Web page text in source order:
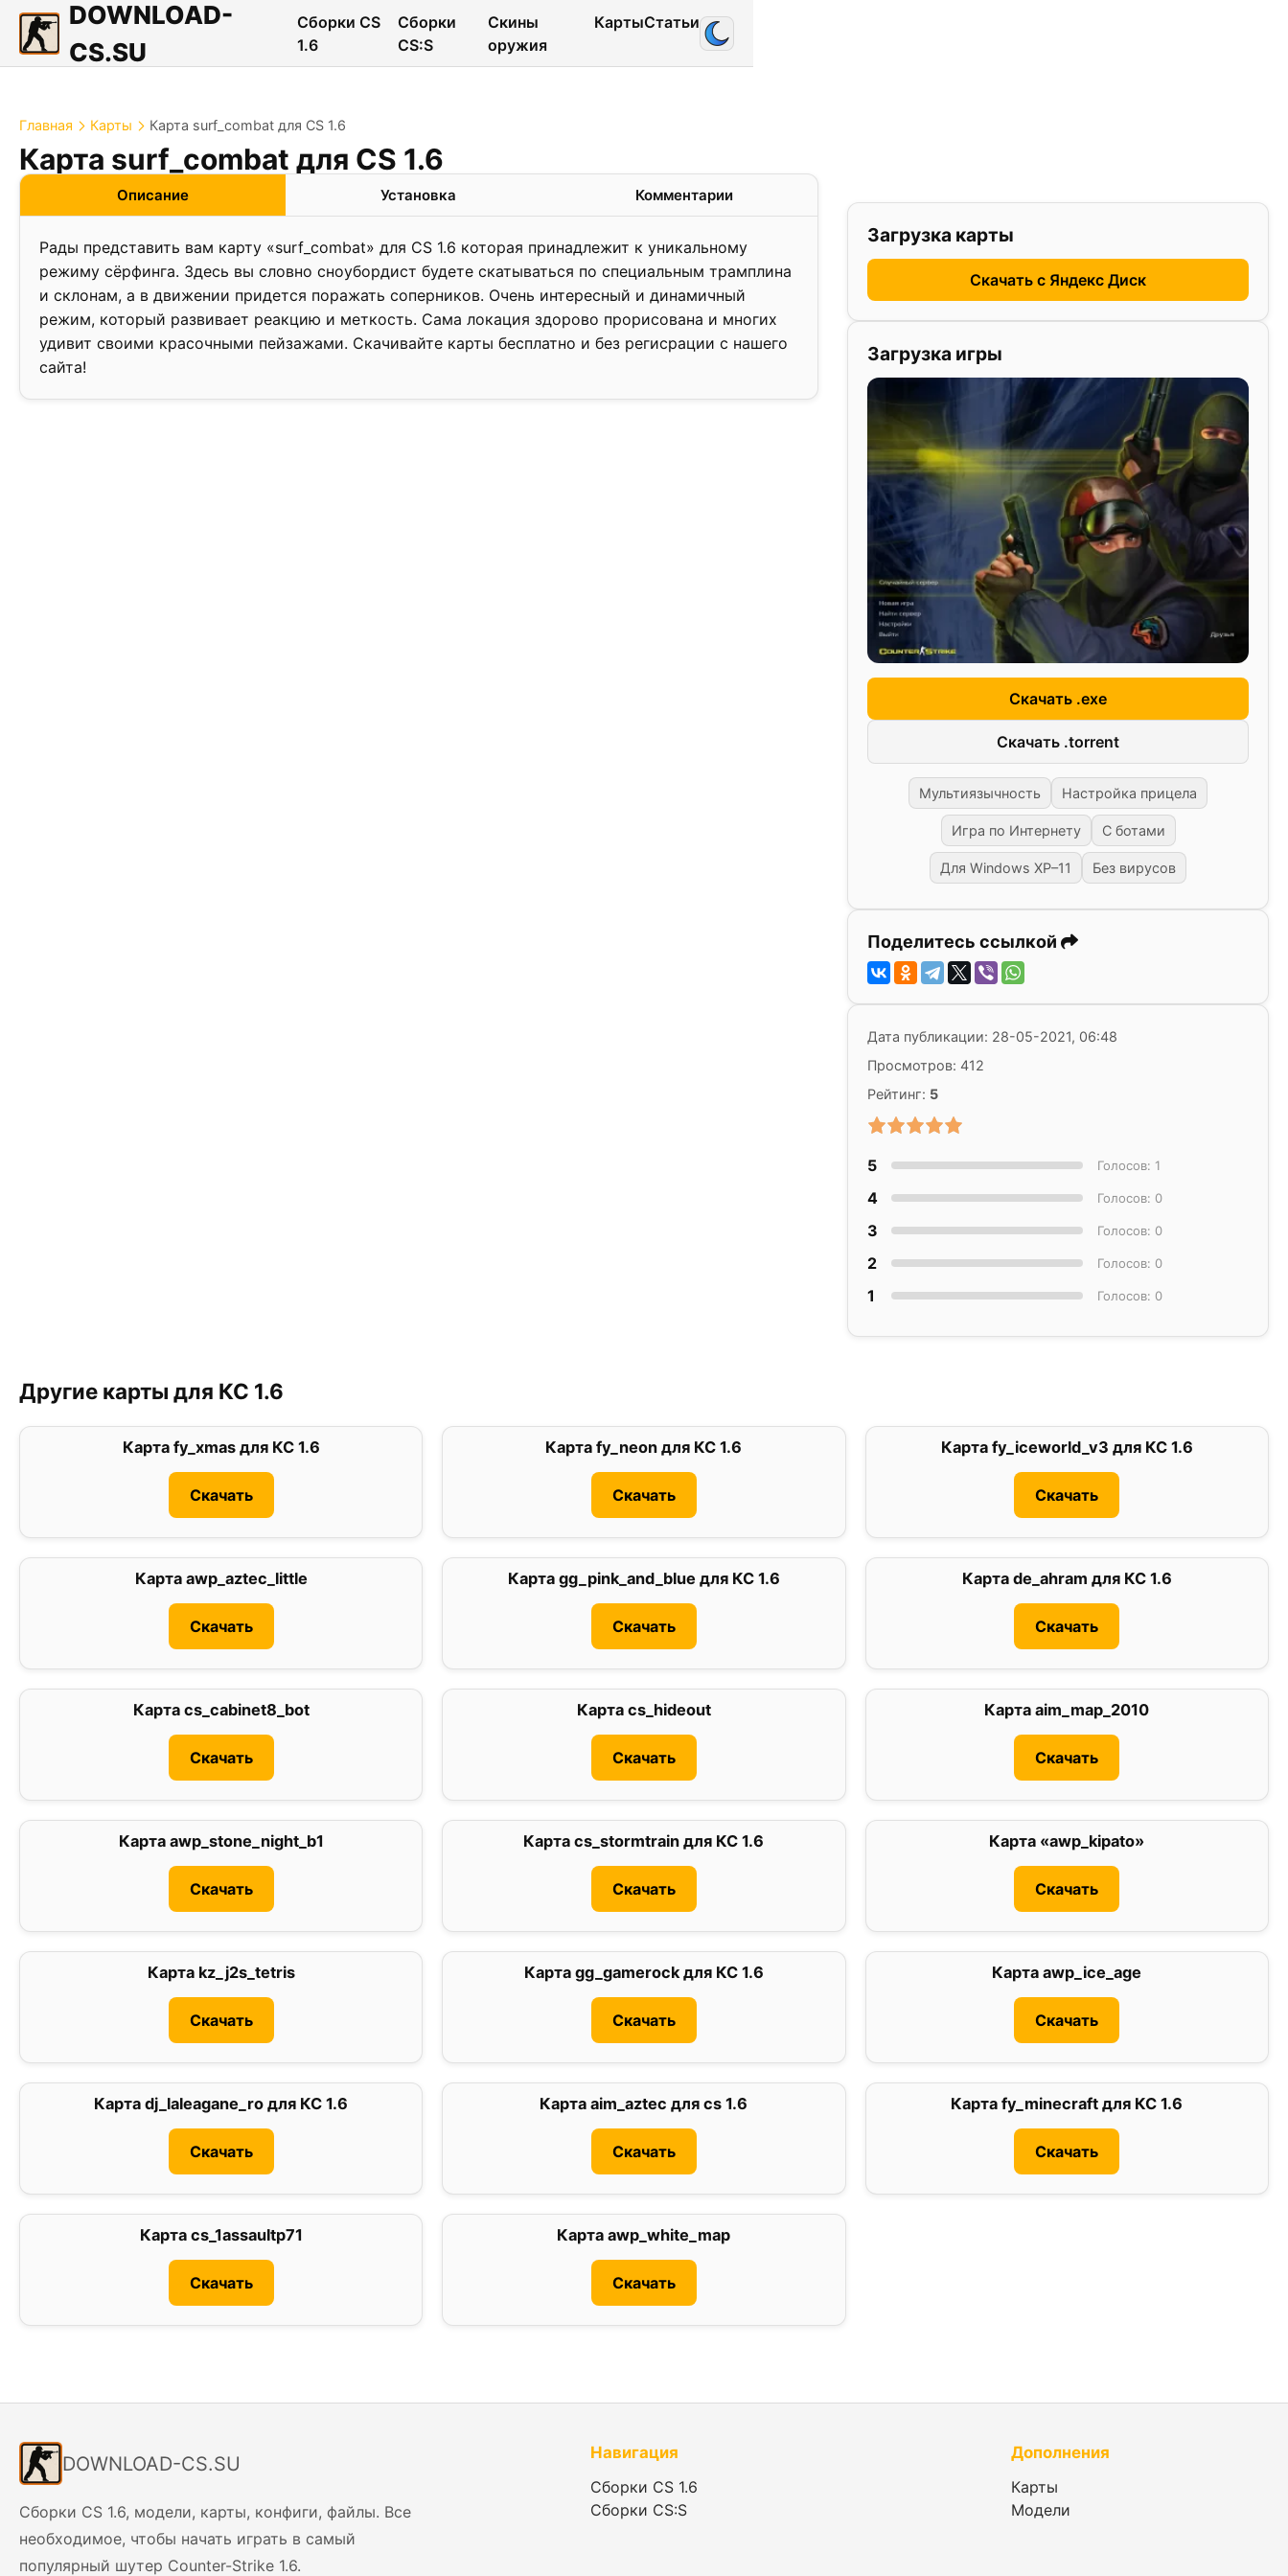
DOWNLOAD-
CS.SU
Сборки CS
1.6
Сборки
CS:S
Скины
оружия
КартыСтатьи
Главная Карты Карта surf_combat для CS 1.6
Карта surf_combat для CS 1.6
❮ ❯
Описание Установка Комментарии
Рады представить вам карту «surf_combat» для CS 1.6 которая принадлежит к уникальному
режиму сëрфинга. Здесь вы словно сноубордист будете скатываться по специальным трамплина
и склонам, а в движении придется поражать соперников. Очень интересный и динамичный
режим, который развивает реакцию и меткость. Сама локация здорово прорисована и многих
удивит своими красочными пейзажами. Скачивайте карты бесплатно и без регисрации с нашего
сайта!
Загрузка карты
Скачать с Яндекс Диск
Загрузка игры
Скачать .exe
Скачать .torrent
Мультиязычность Настройка прицела
Игра по Интернету С ботами
Для Windows XP–11 Без вирусов
Поделитесь ссылкой
Дата публикации: 28-05-2021, 06:48
Просмотров: 412
Рейтинг: 5
5 Голосов: 1
4 Голосов: 0
3 Голосов: 0
2 Голосов: 0
1 Голосов: 0
Другие карты для КС 1.6
Карта fy_xmas для КС 1.6
Скачать
Карта fy_neon для КС 1.6
Скачать
Карта fy_iceworld_v3 для КС 1.6
Скачать
Карта awp_aztec_little
Скачать
Карта gg_pink_and_blue для КС 1.6
Скачать
Карта de_ahram для КС 1.6
Скачать
Карта cs_cabinet8_bot
Скачать
Карта cs_hideout
Скачать
Карта aim_map_2010
Скачать
Карта awp_stone_night_b1
Скачать
Карта cs_stormtrain для КС 1.6
Скачать
Карта «awp_kipato»
Скачать
Карта kz_j2s_tetris
Скачать
Карта gg_gamerock для КС 1.6
Скачать
Карта awp_ice_age
Скачать
Карта dj_laleagane_ro для КС 1.6
Скачать
Карта aim_aztec для cs 1.6
Скачать
Карта fy_minecraft для КС 1.6
Скачать
Карта cs_1assaultp71
Скачать
Карта awp_white_map
Скачать
DOWNLOAD-CS.SU
Сборки CS 1.6, модели, карты, конфиги, файлы. Все
необходимое, чтобы начать играть в самый
популярный шутер Counter-Strike 1.6.
Навигация
Сборки CS 1.6
Сборки CS:S
Дополнения
Карты
Модели